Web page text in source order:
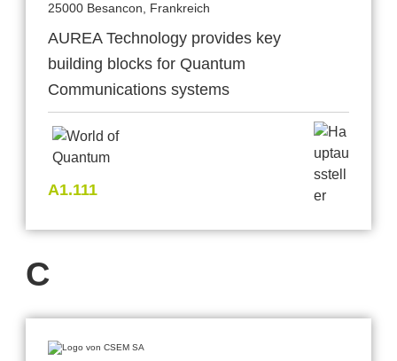
25000 Besancon, Frankreich
AUREA Technology provides key
building blocks for Quantum
Communications systems
A1.111
C